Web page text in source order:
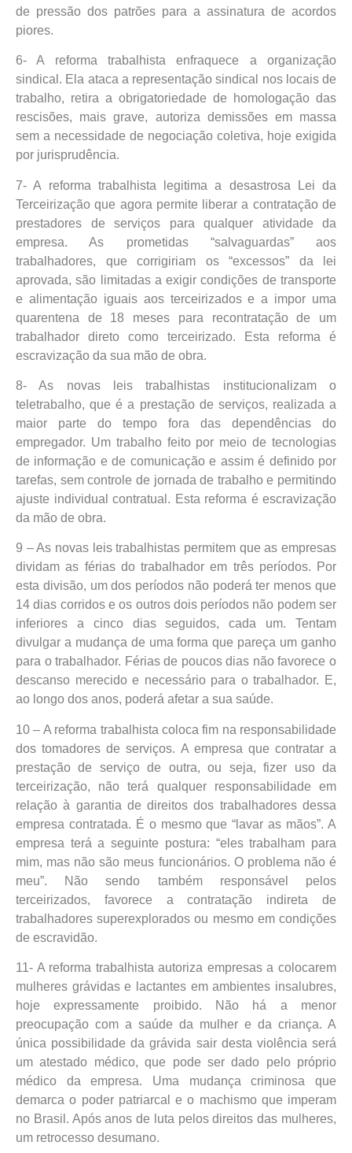
de pressão dos patrões para a assinatura de acordos
piores.
6- A reforma trabalhista enfraquece a organização
sindical. Ela ataca a representação sindical nos locais de
trabalho, retira a obrigatoriedade de homologação das
rescisões, mais grave, autoriza demissões em massa
sem a necessidade de negociação coletiva, hoje exigida
por jurisprudência.
7- A reforma trabalhista legitima a desastrosa Lei da
Terceirização que agora permite liberar a contratação de
prestadores de serviços para qualquer atividade da
empresa. As prometidas “salvaguardas” aos
trabalhadores, que corrigiriam os “excessos” da lei
aprovada, são limitadas a exigir condições de transporte
e alimentação iguais aos terceirizados e a impor uma
quarentena de 18 meses para recontratação de um
trabalhador direto como terceirizado. Esta reforma é
escravização da sua mão de obra.
8- As novas leis trabalhistas institucionalizam o
teletrabalho, que é a prestação de serviços, realizada a
maior parte do tempo fora das dependências do
empregador. Um trabalho feito por meio de tecnologias
de informação e de comunicação e assim é definido por
tarefas, sem controle de jornada de trabalho e permitindo
ajuste individual contratual. Esta reforma é escravização
da mão de obra.
9 – As novas leis trabalhistas permitem que as empresas
dividam as férias do trabalhador em três períodos. Por
esta divisão, um dos períodos não poderá ter menos que
14 dias corridos e os outros dois períodos não podem ser
inferiores a cinco dias seguidos, cada um. Tentam
divulgar a mudança de uma forma que pareça um ganho
para o trabalhador. Férias de poucos dias não favorece o
descanso merecido e necessário para o trabalhador. E,
ao longo dos anos, poderá afetar a sua saúde.
10 – A reforma trabalhista coloca fim na responsabilidade
dos tomadores de serviços. A empresa que contratar a
prestação de serviço de outra, ou seja, fizer uso da
terceirização, não terá qualquer responsabilidade em
relação à garantia de direitos dos trabalhadores dessa
empresa contratada. É o mesmo que “lavar as mãos”. A
empresa terá a seguinte postura: “eles trabalham para
mim, mas não são meus funcionários. O problema não é
meu”. Não sendo também responsável pelos
terceirizados, favorece a contratação indireta de
trabalhadores superexplorados ou mesmo em condições
de escravidão.
11- A reforma trabalhista autoriza empresas a colocarem
mulheres grávidas e lactantes em ambientes insalubres,
hoje expressamente proibido. Não há a menor
preocupação com a saúde da mulher e da criança. A
única possibilidade da grávida sair desta violência será
um atestado médico, que pode ser dado pelo próprio
médico da empresa. Uma mudança criminosa que
demarca o poder patriarcal e o machismo que imperam
no Brasil. Após anos de luta pelos direitos das mulheres,
um retrocesso desumano.